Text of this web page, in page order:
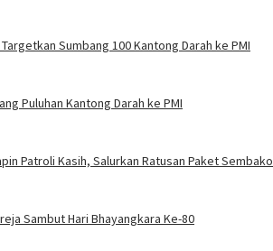
Sumbang 100 Kantong Darah ke PMI
Puluhan Kantong Darah ke PMI
Patroli Kasih, Salurkan Ratusan Paket Sembako
Sambut Hari Bhayangkara Ke-80